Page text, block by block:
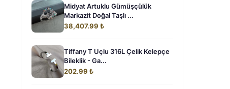
Midyat Artuklu Gümüşçülük
Markazit Doğal Taşlı ...
38,407.99 ₺
Tiffany T Uçlu 316L Çelik Kelepçe
Bileklik - Ga...
202.99 ₺